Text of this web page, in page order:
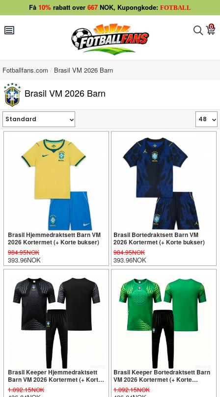
Få 10% rabatt over 667 NOK, Kupongkode: FOTBALL
󰂩 󰂨 0
󰃦
Fotballfans.com Brasil VM 2026 Barn
Brasil VM 2026 Barn
Brasil Hjemmedraktsett Barn VM
2026 Kortermet (+ Korte bukser)
984.95NOK
393.96NOK
Brasil Bortedraktsett Barn VM
2026 Kortermet (+ Korte bukser)
984.95NOK
393.96NOK
Brasil Keeper Hjemmedraktsett
Barn VM 2026 Kortermet (+ Korte
bukser)
1.092.15NOK
Brasil Keeper Bortedraktsett Barn
VM 2026 Kortermet (+ Korte
bukser)
1.092.15NOK